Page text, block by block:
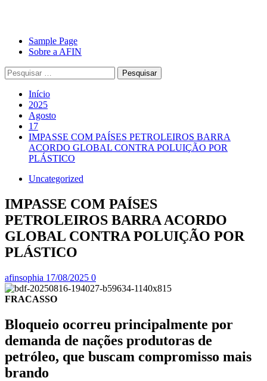
Avançar
para
conteúdo
Primary
Menu
Sample Page
Sobre a AFIN
Pesquisar
por:
Início
2025
Agosto
17
IMPASSE COM PAÍSES PETROLEIROS BARRA
ACORDO GLOBAL CONTRA POLUIÇÃO POR
PLÁSTICO
Uncategorized
IMPASSE COM PAÍSES
PETROLEIROS BARRA ACORDO
GLOBAL CONTRA POLUIÇÃO POR
PLÁSTICO
afinsophia 17/08/2025 0
FRACASSO
Bloqueio ocorreu principalmente por
demanda de nações produtoras de
petróleo, que buscam compromisso mais
brando